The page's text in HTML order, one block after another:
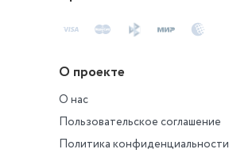
О проекте
О нас
Пользовательское соглашение
Политика конфиденциальности